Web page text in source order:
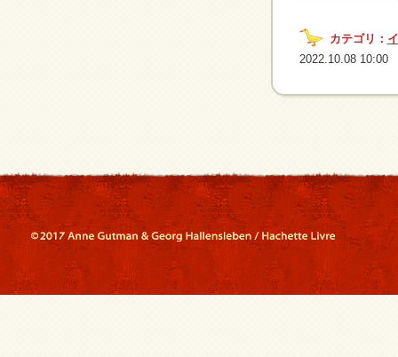
カテゴリ：
2022.10.08 10:00